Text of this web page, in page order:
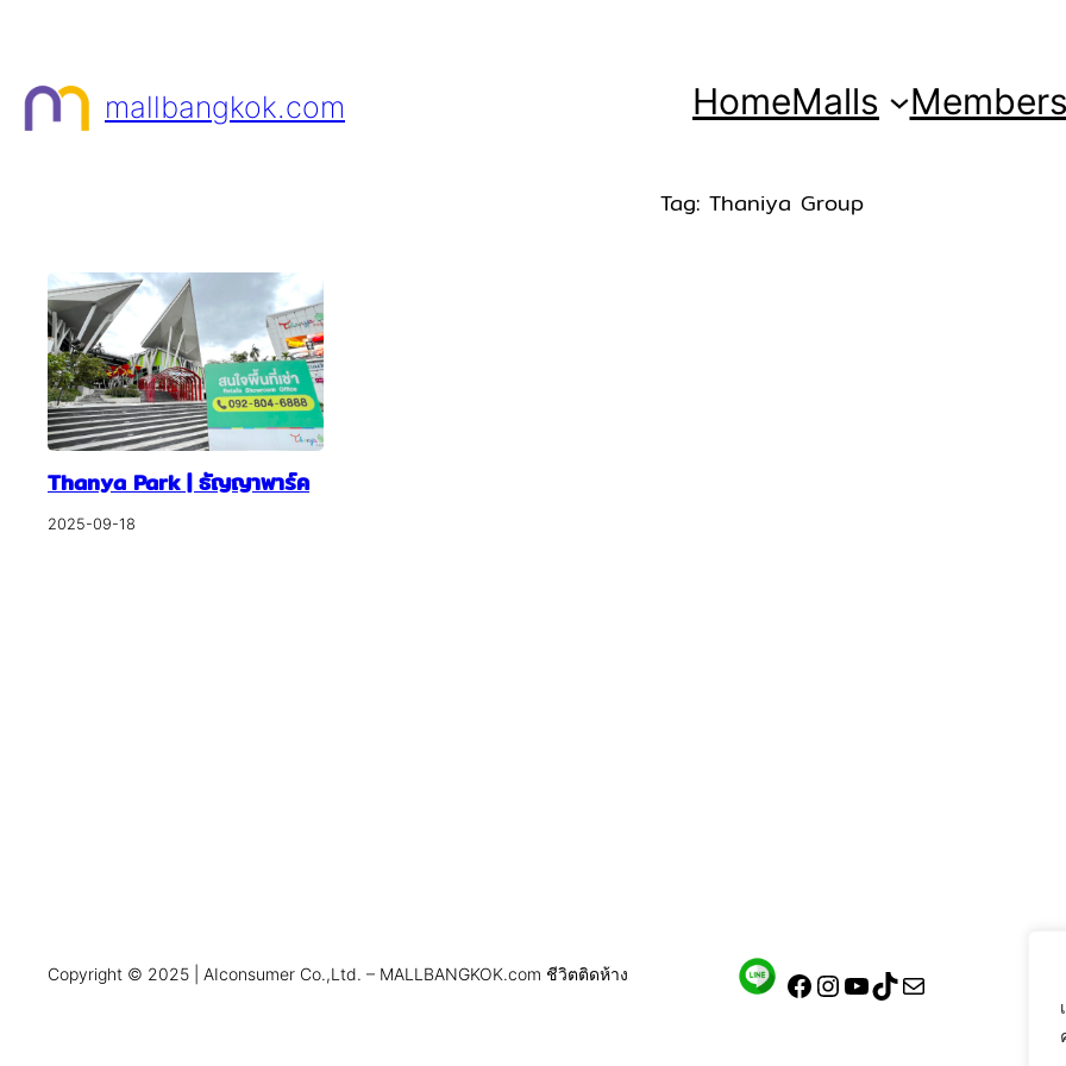
content
mallbangkok.com HomeMalls Members
Tag: Thaniya Group
Thanya Park | ธัญญาพาร์ค
2025-09-18
Copyright © 2025 | AIconsumer Co.,Ltd. – MALLBANGKOK.com ชีวิตติดห้าง ชีวิตติดห้าง – YouTube . Mail